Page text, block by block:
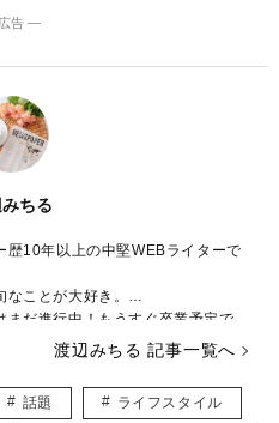
告 ―
ちる
歴10年以上の中堅WEBライターで
ことが大好き。
だ進行中！もうすぐ卒業予定で
日が、ちょっと楽しくなる記事を
渡辺みちる 記事一覧へ
話題 ライフスタイル